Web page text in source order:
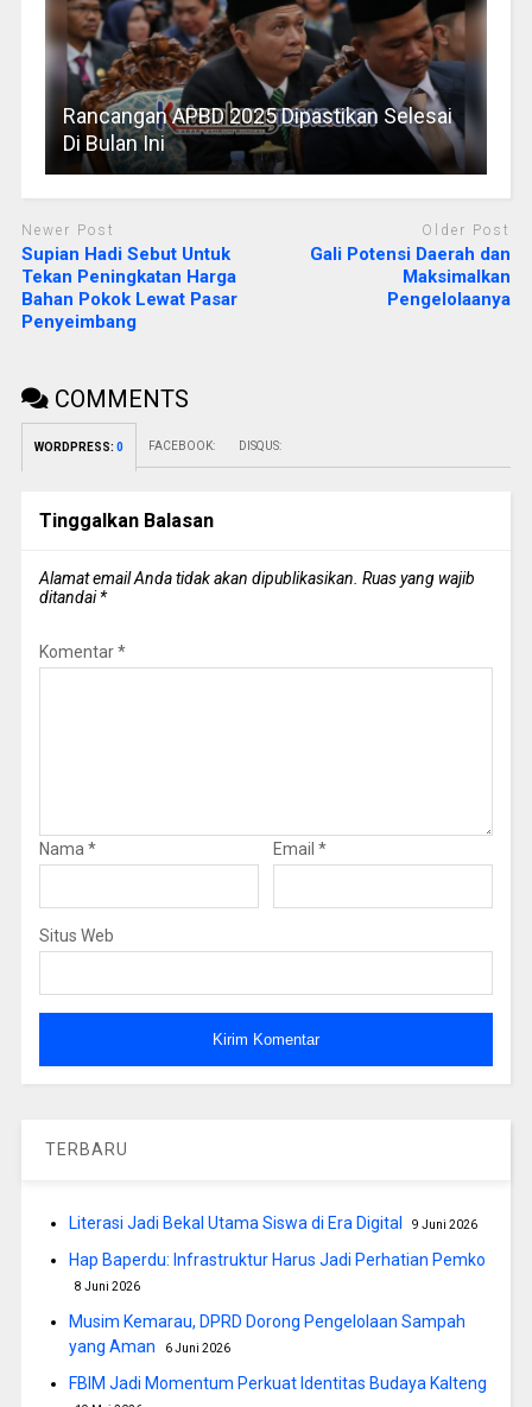
Rancangan APBD 2025 Dipastikan Selesai
Di Bulan Ini
Newer Post
Supian Hadi Sebut Untuk
Tekan Peningkatan Harga
Bahan Pokok Lewat Pasar
Penyeimbang
Older Post
Gali Potensi Daerah dan
Maksimalkan
Pengelolaanya
COMMENTS
WORDPRESS: 0 FACEBOOK: DISQUS:
Tinggalkan Balasan
Alamat email Anda tidak akan dipublikasikan. Ruas yang wajib
ditandai*
Komentar*
Nama* Email *
Situs Web
TERBARU
Literasi Jadi Bekal Utama Siswa di Era Digital 9 Juni 2026
Hap Baperdu: Infrastruktur Harus Jadi Perhatian Pemko
8 Juni 2026
Musim Kemarau, DPRD Dorong Pengelolaan Sampah
yang Aman
6 Juni 2026
FBIM Jadi Momentum Perkuat Identitas Budaya Kalteng